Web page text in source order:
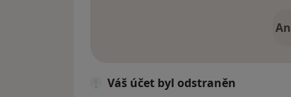
Váš účet byl odstraněn